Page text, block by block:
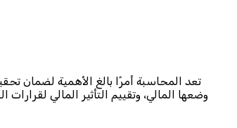
تعد المحاسبة أمرًا بالغ الأهمية لضمان
وضعها المالي، وتقييم التأثير المالي